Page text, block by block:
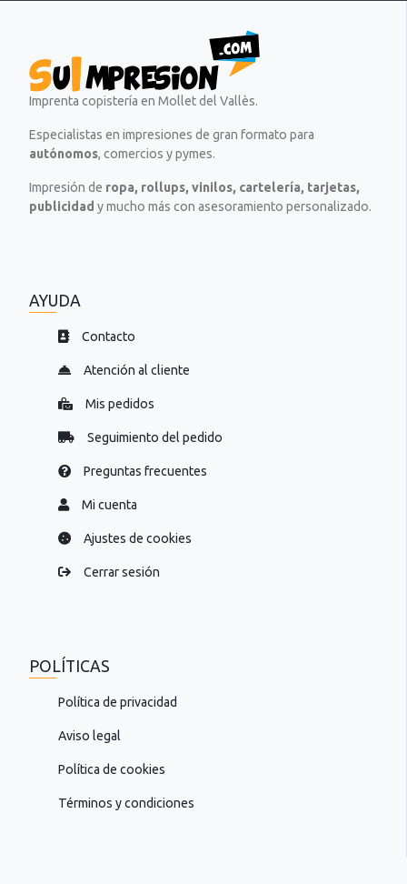
Imprenta copistería en Mollet del Vallès.
Especialistas en impresiones de gran formato para
autónomos, comercios y pymes.
Impresión de ropa, rollups, vinilos, cartelería, tarjetas,
publicidad y mucho más con asesoramiento personalizado.
AYUDA
Contacto
Atención al cliente
Mis pedidos
Seguimiento del pedido
Preguntas frecuentes
Mi cuenta
Ajustes de cookies
Cerrar sesión
POLÍTICAS
Política de privacidad
Aviso legal
Política de cookies
Términos y condiciones